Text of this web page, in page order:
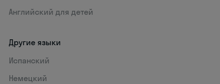
Английский для детей
Другие языки
Испанский
Немецкий